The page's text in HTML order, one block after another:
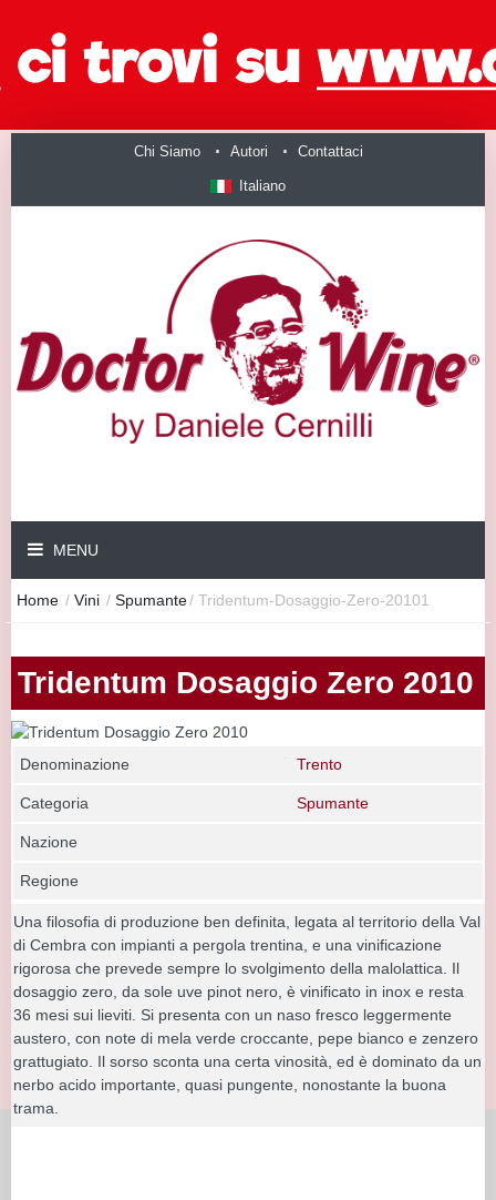
Chi Siamo Autori Contattaci
Italiano
MENU
Home / Vini / Spumante/ Tridentum-Dosaggio-Zero-20101
Tridentum Dosaggio Zero 2010
Denominazione Trento
Categoria Spumante
Nazione
Regione
Una filosofia di produzione ben definita, legata al territorio della Val
di Cembra con impianti a pergola trentina, e una vinificazione
rigorosa che prevede sempre lo svolgimento della malolattica. Il
dosaggio zero, da sole uve pinot nero, è vinificato in inox e resta
36 mesi sui lieviti. Si presenta con un naso fresco leggermente
austero, con note di mela verde croccante, pepe bianco e zenzero
grattugiato. Il sorso sconta una certa vinosità, ed è dominato da un
nerbo acido importante, quasi pungente, nonostante la buona
trama.